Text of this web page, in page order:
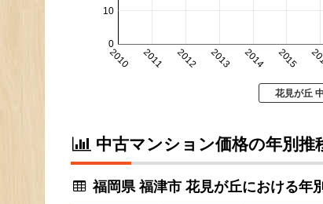
2010 2011 2012 2013 2014 2015
0
10
花見が丘
中古マンション価格の年別推
福岡県 福津市 花見が丘における年